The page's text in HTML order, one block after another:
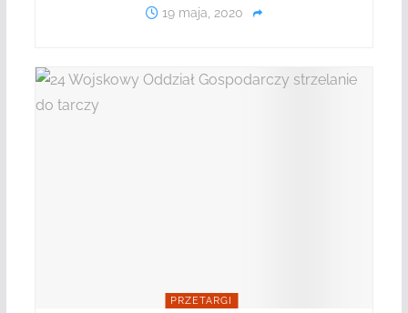
19 maja, 2020
PRZETARGI